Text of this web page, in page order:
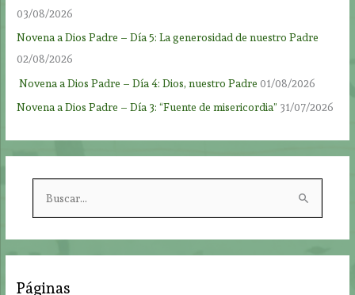
03/08/2026
Novena a Dios Padre – Día 5: La generosidad de nuestro Padre
02/08/2026
Novena a Dios Padre – Día 4: Dios, nuestro Padre 01/08/2026
Novena a Dios Padre – Día 3: “Fuente de misericordia” 31/07/2026
c
Páginas